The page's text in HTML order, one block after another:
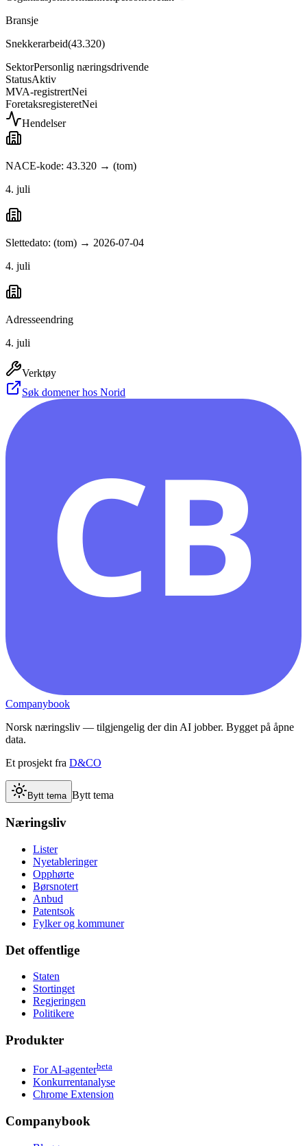
Bransje
Snekkerarbeid(43.320)
SektorPersonlig næringsdrivende
StatusAktiv
MVA-registrertNei
ForetaksregisteretNei
Hendelser
NACE-kode: 43.320 → (tom)
4. juli
Slettedato: (tom) → 2026-07-04
4. juli
Adresseendring
4. juli
Verktøy
Søk domener hos Norid
CB
Companybook
Norsk næringsliv — tilgjengelig der din AI jobber. Bygget på åpne
data.
Et prosjekt fra D&CO
Bytt tema Bytt tema
Næringsliv
Lister
Nyetableringer
Opphørte
Børsnotert
Anbud
Patentsok
Fylker og kommuner
Det offentlige
Staten
Stortinget
Regjeringen
Politikere
Produkter
For AI-agenterbeta
Konkurrentanalyse
Chrome Extension
Companybook